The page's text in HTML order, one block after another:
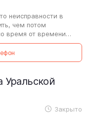
неисправности в
чем потом
время от времени
транспортного…
Закрыто
Уральской